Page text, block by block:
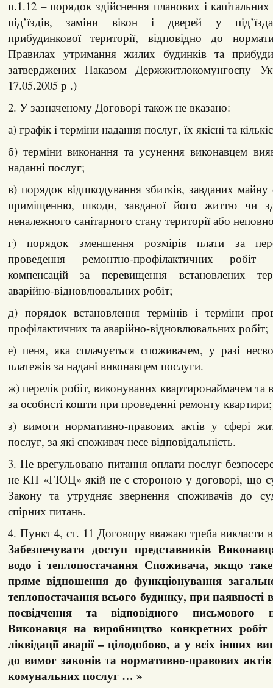
п.1.12 – порядок здійснення планових і
під’їздів, заміни вікон і дверей у
прибудинкової території, відповідно до
Правилах утримання жилих будинків та
затверджених Наказом Держжитлокомунгоспу
17.05.2005 р .)
2. У зазначеному Договорі також не вказано:
а) графік і терміни надання послуг, їх якісні та
б) терміни виконання та усунення виконавцем
наданні послуг;
в) порядок відшкодування збитків, завданих
приміщенню, шкоди, завданої його життю чи
неналежного санітарного стану території або
г) порядок зменшення розмірів плати за
проведення ремонтно-профілактичних робіт
компенсацій за перевищення встановлених
аварійно-відновлювальних робіт;
д) порядок встановлення термінів і терміни
профілактичних та аварійно-відновлювальних робіт;
е) пеня, яка сплачується споживачем, у разі
платежів за надані виконавцем послуги.
ж) перелік робіт, виконуваних квартиронаймачем та
за особисті кошти при проведенні ремонту квартири;
з) вимоги нормативно-правових актів у сфері
послуг, за які споживач несе відповідальність.
3. Не врегульовано питання оплати послуг
не КП «ГІОЦ» якій не є стороною у договорі, що
Закону та утрудняє звернення споживачів до
спірних питань.
4. Пункт 4, ст. 11 Договору вважаю треба викласти в
Забезпечувати доступ представників
водо і теплопостачання Споживача, якщо
пряме відношення до функціонування
теплопостачання всього будинку, при наявності
посвідчення та відповідного письмового
Виконавця на виробництво конкретних
ліквідації аварії – цілодобово, а у всіх інших
до вимог законів та нормативно-правових
комунальних послуг … »